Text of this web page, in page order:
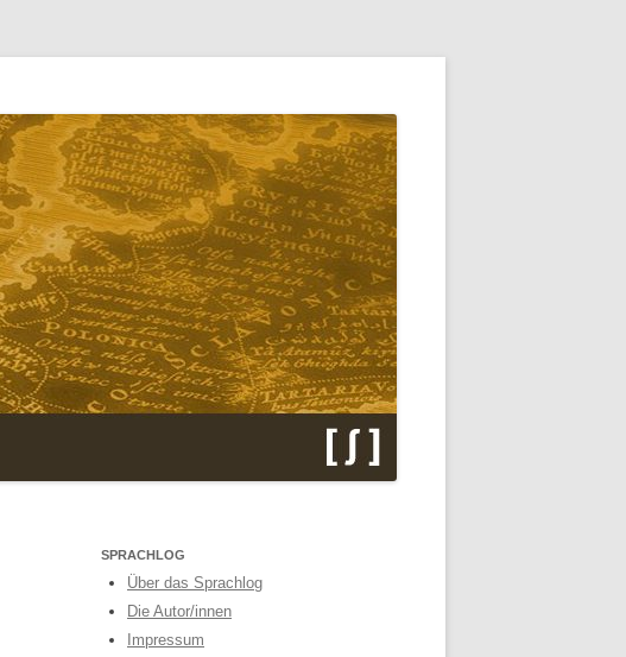
SPRACHLOG
Über das Sprachlog
Die Autor/innen
Impressum